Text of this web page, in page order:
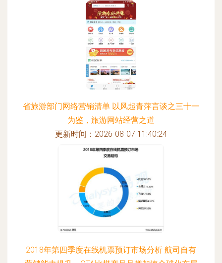
省旅游部门网络营销清单 以风起青萍言谈之三十一
为鉴，旅游网站经营之道
更新时间：2026-08-07 11:40:24
2018年第四季度在线机票预订市场分析 航司自有